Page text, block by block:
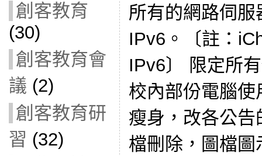
創客教育
(30)
創客教育會
議 (2)
創客教育研
習 (32)
所有的網路伺
IPv6。〔註：
IPv6〕 限定所
校內部份電腦
瘦身，改各公
檔刪除，圖檔